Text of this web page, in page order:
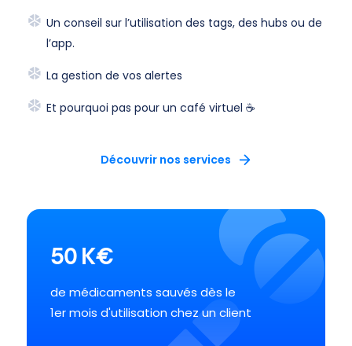
Un conseil sur l’utilisation des tags, des hubs ou de
l’app.
La gestion de vos alertes
Et pourquoi pas pour un café virtuel ☕
Découvrir nos services
50 K€
de médicaments sauvés dès le
1er mois d'utilisation chez un client